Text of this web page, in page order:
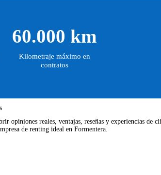
60.000 km
Kilometraje máximo en
contratos
reales, ventajas, reseñas y experiencias de
de renting ideal en Formentera.